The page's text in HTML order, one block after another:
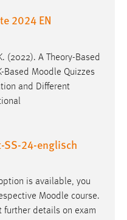
2024 EN
(2022). A Theory-Based
Based Moodle Quizzes
and Different
24-englisch
is available, you
Moodle course.
further details on exam
und Social Media
werden von diesen